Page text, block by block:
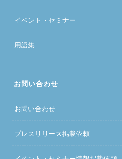
イベント・セミナー
用語集
お問い合わせ
お問い合わせ
プレスリリース掲載依頼